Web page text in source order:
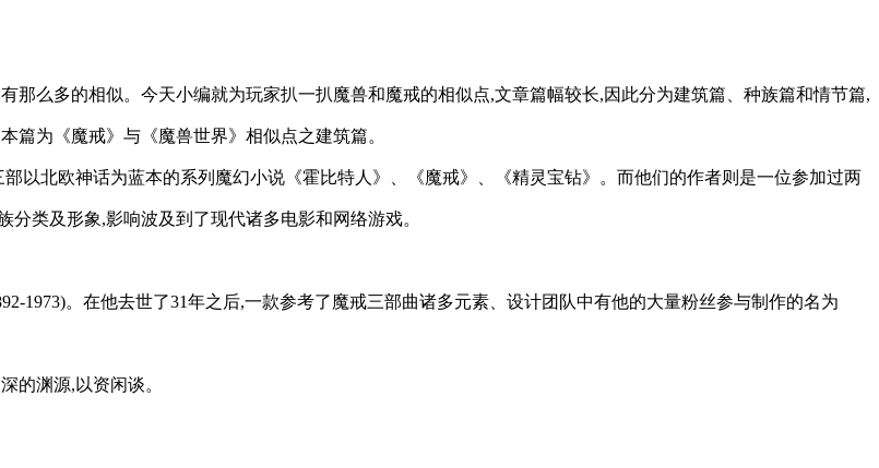
那么多的相似。今天小编就为玩家扒一扒魔兽和魔戒的相似点,文章篇幅较长,因此分为建筑篇、种族篇和情节篇,
为《魔戒》与《魔兽世界》相似点之建筑篇。
以北欧神话为蓝本的系列魔幻小说《霍比特人》、《魔戒》、《精灵宝钻》。而他们的作者则是一位参加过两
类及形象,影响波及到了现代诸多电影和网络游戏。
1973)。在他去世了31年之后,一款参考了魔戒三部曲诸多元素、设计团队中有他的大量粉丝参与制作的名为
的渊源,以资闲谈。